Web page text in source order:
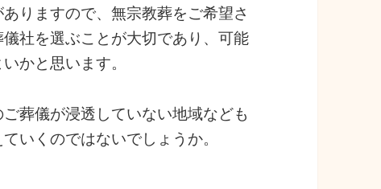
りますので、無宗教葬をご希望さ
社を選ぶことが大切であり、可能
かと思います。
葬儀が浸透していない地域なども
いくのではないでしょうか。